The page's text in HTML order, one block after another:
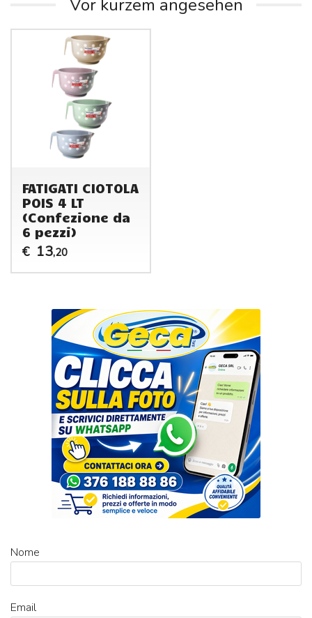
Vor kurzem angesehen
FATIGATI CIOTOLA
POIS 4 LT
(Confezione da
6 pezzi)
€ 13,20
Nome
Email